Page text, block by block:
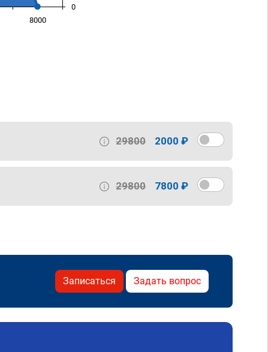
8000
0
29800 2000 ₽
29800 7800 ₽
Записаться Задать вопрос